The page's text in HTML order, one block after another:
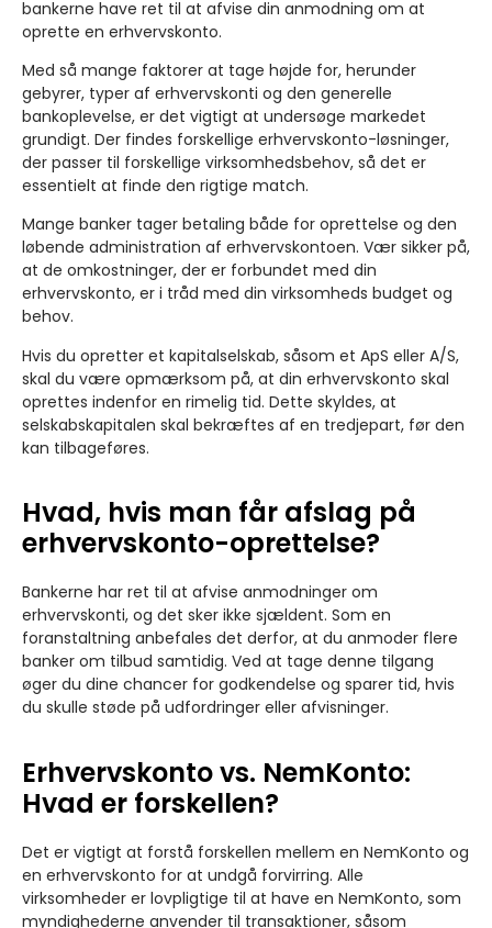
bankerne have ret til at afvise din anmodning om at
oprette en erhvervskonto.
Med så mange faktorer at tage højde for, herunder
gebyrer, typer af erhvervskonti og den generelle
bankoplevelse, er det vigtigt at undersøge markedet
grundigt. Der findes forskellige erhvervskonto-løsninger,
der passer til forskellige virksomhedsbehov, så det er
essentielt at finde den rigtige match.
Mange banker tager betaling både for oprettelse og den
løbende administration af erhvervskontoen. Vær sikker på,
at de omkostninger, der er forbundet med din
erhvervskonto, er i tråd med din virksomheds budget og
behov.
Hvis du opretter et kapitalselskab, såsom et ApS eller A/S,
skal du være opmærksom på, at din erhvervskonto skal
oprettes indenfor en rimelig tid. Dette skyldes, at
selskabskapitalen skal bekræftes af en tredjepart, før den
kan tilbageføres.
Hvad, hvis man får afslag på
erhvervskonto-oprettelse?
Bankerne har ret til at afvise anmodninger om
erhvervskonti, og det sker ikke sjældent. Som en
foranstaltning anbefales det derfor, at du anmoder flere
banker om tilbud samtidig. Ved at tage denne tilgang
øger du dine chancer for godkendelse og sparer tid, hvis
du skulle støde på udfordringer eller afvisninger.
Erhvervskonto vs. NemKonto:
Hvad er forskellen?
Det er vigtigt at forstå forskellen mellem en NemKonto og
en erhvervskonto for at undgå forvirring. Alle
virksomheder er lovpligtige til at have en NemKonto, som
myndighederne anvender til transaktioner, såsom